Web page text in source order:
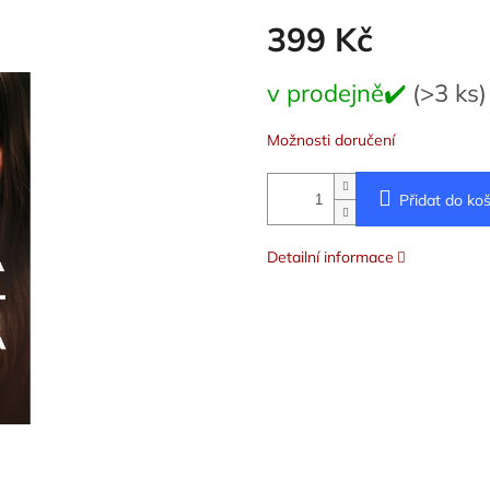
399 Kč
cena:
v prodejně✔️ (>3 ks)
Možnosti doručení
Přidat do
Detailní informace